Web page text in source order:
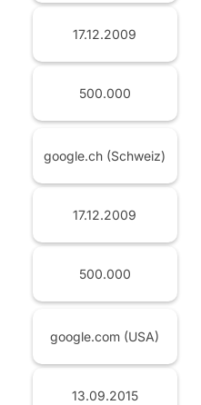
17.12.2009
500.000
google.ch (Schweiz)
17.12.2009
500.000
google.com (USA)
13.09.2015